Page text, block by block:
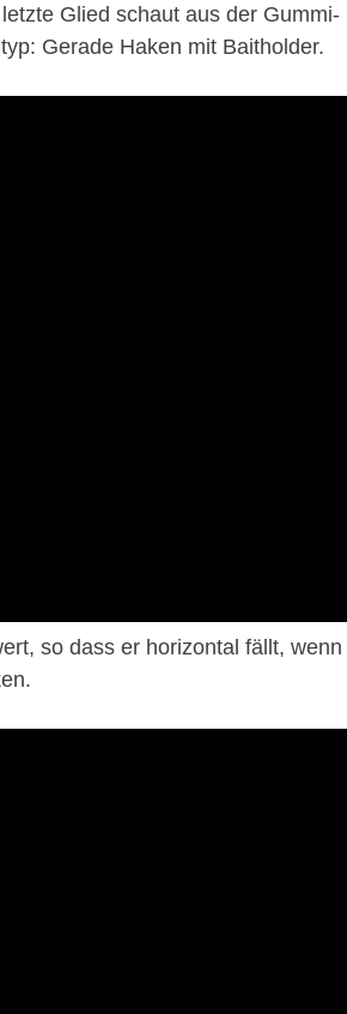
Glied schaut aus der Gummi-
Gerade Haken mit Baitholder.
so dass er horizontal fällt, wenn